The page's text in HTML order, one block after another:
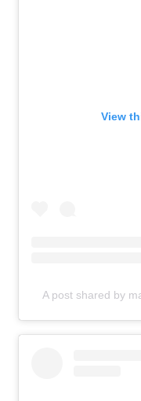
View
A post shared by